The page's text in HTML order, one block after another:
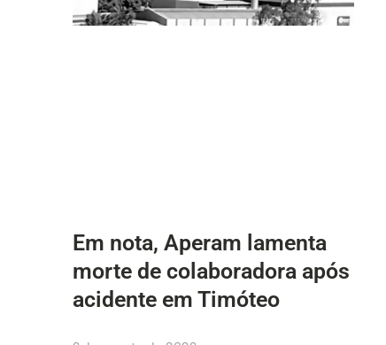
Em nota, Aperam lamenta
morte de colaboradora após
acidente em Timóteo